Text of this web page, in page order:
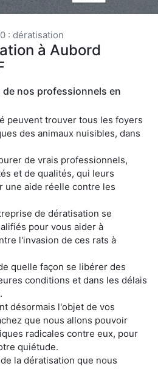
: dératisation
à Aubord
nos professionnels en
peuvent trouver tous les foyers
des animaux nuisibles, dans
de vrais professionnels,
et de qualités, qui leurs
une aide réelle contre les
de dératisation se
pour vous aider à
l'invasion de ces rats à
quelle façon se libérer des
conditions et dans les délais
désormais l'objet de vos
que nous allons pouvoir
radicales contre eux, pour
quiétude.
la dératisation que nous